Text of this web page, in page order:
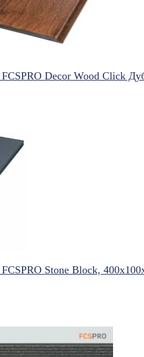
Decor Wood Click
Stone Block,